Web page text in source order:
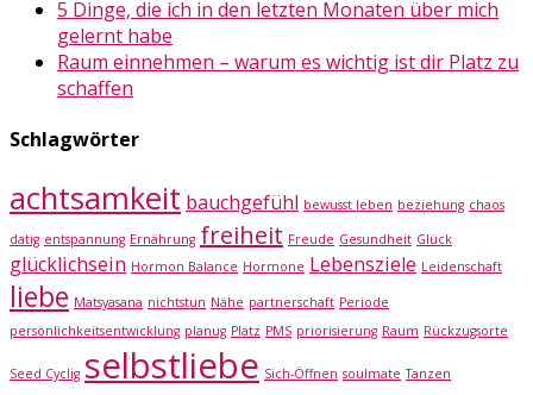
5 Dinge, die ich in den letzten Monaten über mich
gelernt habe
Raum einnehmen – warum es wichtig ist dir Platz zu
schaffen
Schlagwörter
achtsamkeit bauchgefühl bewusst leben beziehung chaos
datig entspannung Ernährung freiheit Freude Gesundheit Glück
glücklichsein Hormon Balance Hormone Lebensziele Leidenschaft
liebe Matsyasana nichtstun Nähe partnerschaft Periode
persönlichkeitsentwicklung planug Platz PMS priorisierung Raum Rückzugsorte
Seed Cyclig selbstliebe Sich-Öffnen soulmate Tanzen